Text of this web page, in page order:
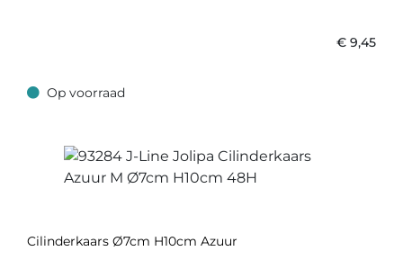
€ 9,45
Op voorraad
Op voorraad
Cilinderkaars Ø7cm H10cm Azuur